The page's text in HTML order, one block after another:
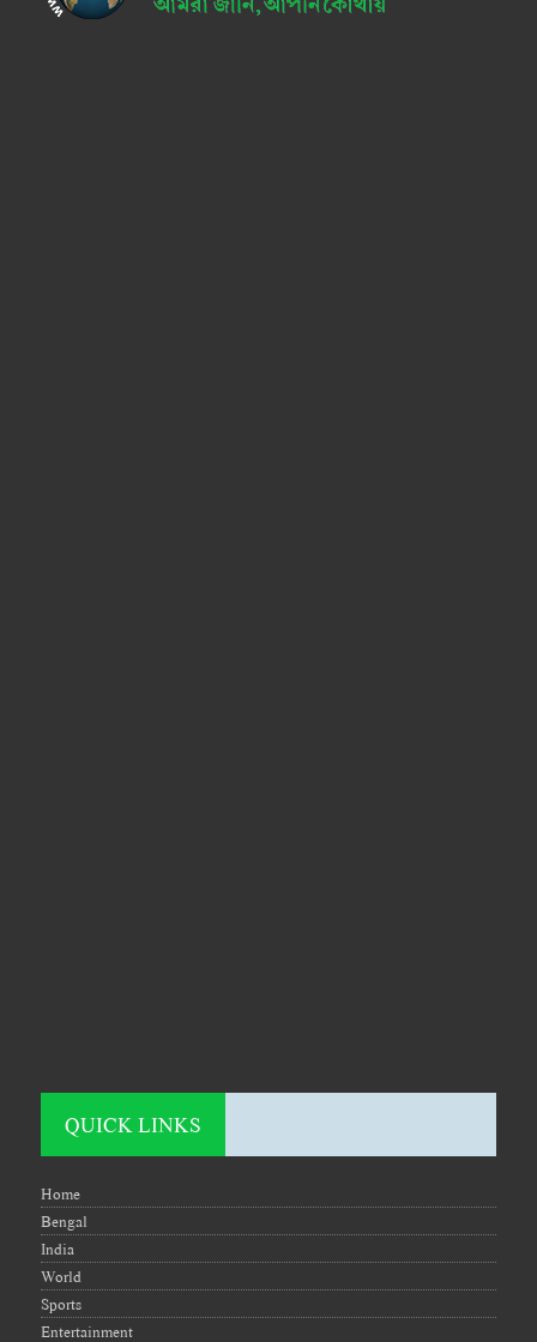
QUICK LINKS
Home
Bengal
India
World
Sports
Entertainment